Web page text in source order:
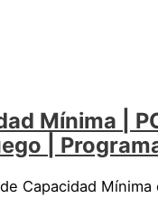
Mínima |
|
Capacidad Mínima